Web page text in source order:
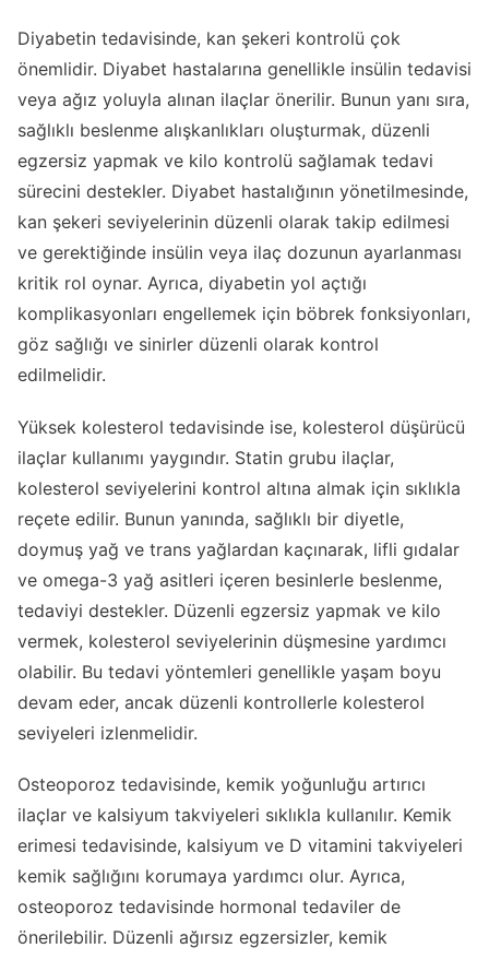
Diyabetin tedavisinde, kan şekeri kontrolü çok
önemlidir. Diyabet hastalarına genellikle insülin tedavisi
veya ağız yoluyla alınan ilaçlar önerilir. Bunun yanı sıra,
sağlıklı beslenme alışkanlıkları oluşturmak, düzenli
egzersiz yapmak ve kilo kontrolü sağlamak tedavi
sürecini destekler. Diyabet hastalığının yönetilmesinde,
kan şekeri seviyelerinin düzenli olarak takip edilmesi
ve gerektiğinde insülin veya ilaç dozunun ayarlanması
kritik rol oynar. Ayrıca, diyabetin yol açtığı
komplikasyonları engellemek için böbrek fonksiyonları,
göz sağlığı ve sinirler düzenli olarak kontrol
edilmelidir.
Yüksek kolesterol tedavisinde ise, kolesterol düşürücü
ilaçlar kullanımı yaygındır. Statin grubu ilaçlar,
kolesterol seviyelerini kontrol altına almak için sıklıkla
reçete edilir. Bunun yanında, sağlıklı bir diyetle,
doymuş yağ ve trans yağlardan kaçınarak, lifli gıdalar
ve omega-3 yağ asitleri içeren besinlerle beslenme,
tedaviyi destekler. Düzenli egzersiz yapmak ve kilo
vermek, kolesterol seviyelerinin düşmesine yardımcı
olabilir. Bu tedavi yöntemleri genellikle yaşam boyu
devam eder, ancak düzenli kontrollerle kolesterol
seviyeleri izlenmelidir.
Osteoporoz tedavisinde, kemik yoğunluğu artırıcı
ilaçlar ve kalsiyum takviyeleri sıklıkla kullanılır. Kemik
erimesi tedavisinde, kalsiyum ve D vitamini takviyeleri
kemik sağlığını korumaya yardımcı olur. Ayrıca,
osteoporoz tedavisinde hormonal tedaviler de
önerilebilir. Düzenli ağırsız egzersizler, kemik